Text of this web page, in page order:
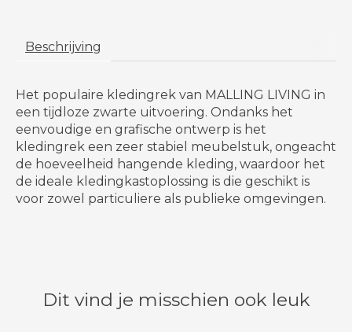
Beschrijving
Het populaire kledingrek van MALLING LIVING in
een tijdloze zwarte uitvoering. Ondanks het
eenvoudige en grafische ontwerp is het
kledingrek een zeer stabiel meubelstuk, ongeacht
de hoeveelheid hangende kleding, waardoor het
de ideale kledingkastoplossing is die geschikt is
voor zowel particuliere als publieke omgevingen.
Dit vind je misschien ook leuk